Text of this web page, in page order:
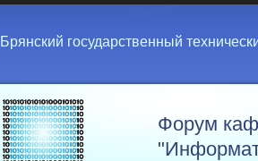
Брянский государственный
Форум